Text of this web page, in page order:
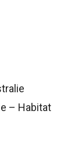
– Habitat